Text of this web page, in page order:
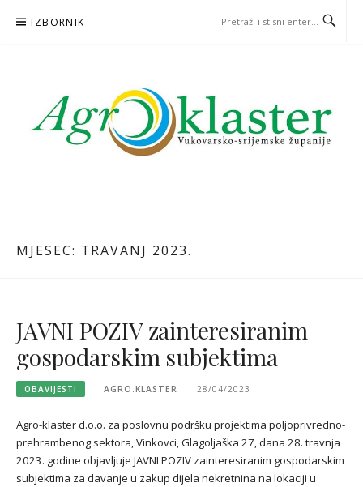
IZBORNIK
MJESEC: TRAVANJ 2023.
JAVNI POZIV zainteresiranim
gospodarskim subjektima
OBAVIJESTI AGRO.KLASTER 28/04/2023
Agro-klaster d.o.o. za poslovnu podršku projektima poljoprivredno-
prehrambenog sektora, Vinkovci, Glagoljaška 27, dana 28. travnja
2023. godine objavljuje JAVNI POZIV zainteresiranim gospodarskim
subjektima za davanje u zakup dijela nekretnina na lokaciji u